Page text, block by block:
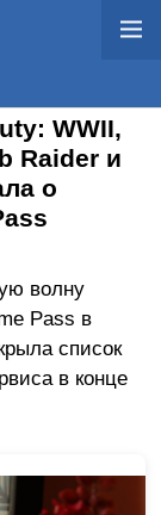
WWII,
Raider и
о
волну
Pass в
список
в конце